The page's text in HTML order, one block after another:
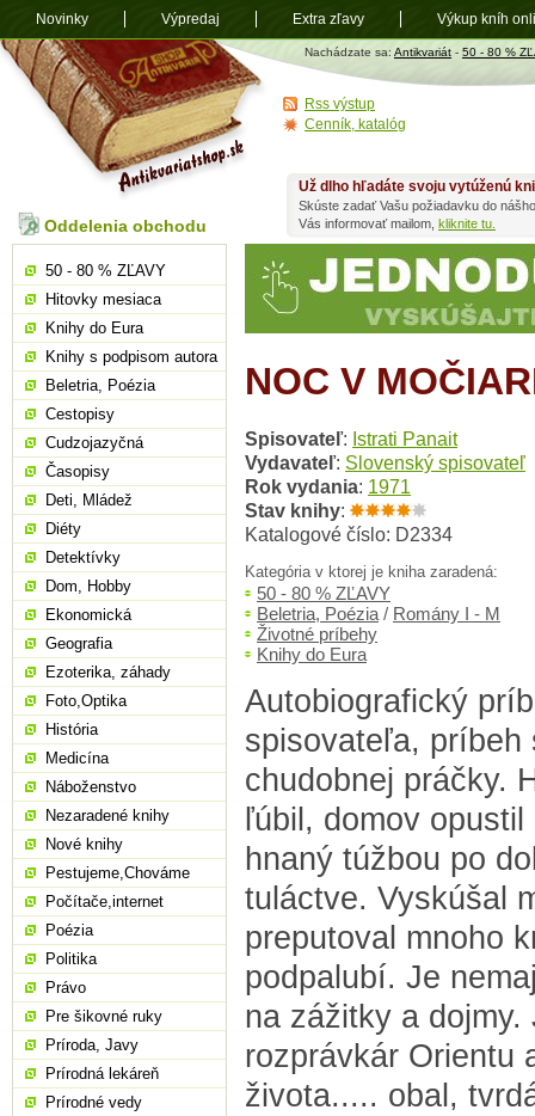
Antikvariát
shop.sk
Nachádzate sa: Antikvariát - 50 - 80 %
NOC V
Spisovateľ: Istrati Panait
Vydavateľ: Slovenský spisovateľ
Rok vydania: 1971
Stav knihy:
Katalogové číslo: D2334
Kategória v ktorej je kniha zaradená:
50 - 80 % ZĽAVY
Beletria, Poézia / Romány I - M
Životné príbehy
Knihy do Eura
Autobiografický
spisovateľa, príbeh
chudobnej práčky.
ľúbil, domov
hnaný túžbou po
tuláctve. Vyskúšal
preputoval mnoho
podpalubí. Je
na zážitky a dojmy.
rozprávkár Orientu
života..... obal,
Už dlho hľadáte svoju vytúženú
Skúste zadať Vašu požiadavku do
Vás informovať mailom, kliknite tu.
Oddelenia obchodu
50 - 80 % ZĽAVY
Hitovky mesiaca
Knihy do Eura
Knihy s podpisom autora
Beletria, Poézia
Cestopisy
Cudzojazyčná
Časopisy
Deti, Mládež
Diéty
Detektívky
Dom, Hobby
Ekonomická
Geografia
Ezoterika, záhady
Foto,Optika
História
Medicína
Náboženstvo
Nezaradené knihy
Nové knihy
Pestujeme,Chováme
Počítače,internet
Poézia
Politika
Právo
Pre šikovné ruky
Príroda, Javy
Prírodná lekáreň
Prírodné vedy
Rss výstup
Cenník, katalóg
Novinky Výpredaj Extra zľavy Výkup kníh